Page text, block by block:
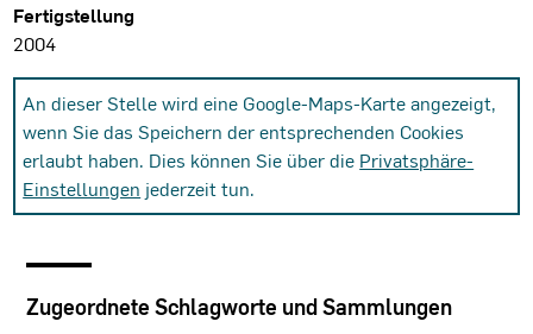
Fertigstellung
2004
An dieser Stelle wird eine Google-Maps-Karte angezeigt,
wenn Sie das Speichern der entsprechenden Cookies
erlaubt haben. Dies können Sie über die Privatsphäre-
Einstellungen jederzeit tun.
Zugeordnete Schlagworte und Sammlungen